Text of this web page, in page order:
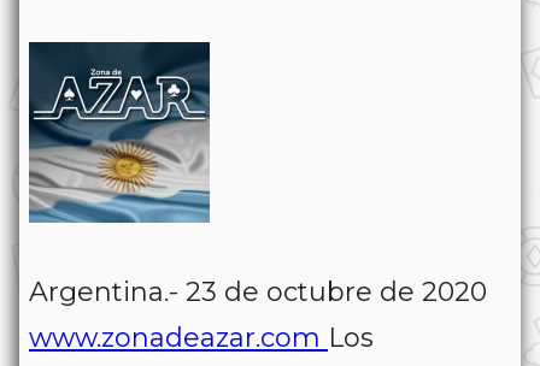
Argentina.- 23 de octubre de 2020
www.zonadeazar.com Los